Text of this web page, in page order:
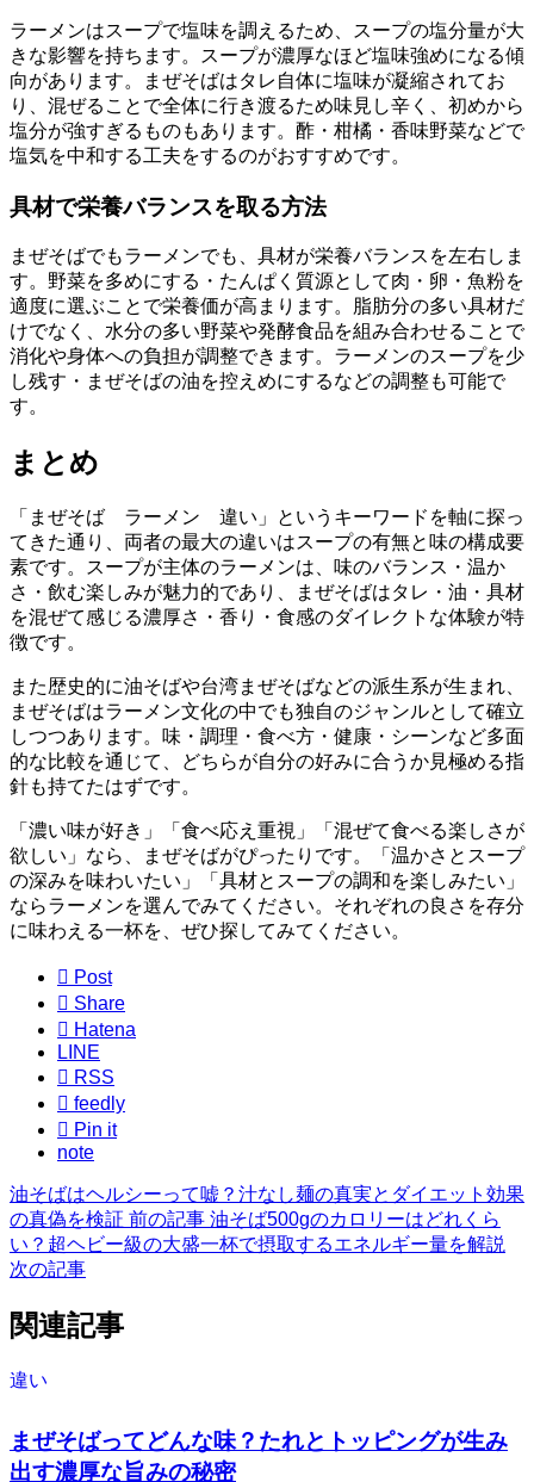
ラーメンはスープで塩味を調えるため、スープの塩分量が大
きな影響を持ちます。スープが濃厚なほど塩味強めになる傾
向があります。まぜそばはタレ自体に塩味が凝縮されてお
り、混ぜることで全体に行き渡るため味見し辛く、初めから
塩分が強すぎるものもあります。酢・柑橘・香味野菜などで
塩気を中和する工夫をするのがおすすめです。
具材で栄養バランスを取る方法
まぜそばでもラーメンでも、具材が栄養バランスを左右しま
す。野菜を多めにする・たんぱく質源として肉・卵・魚粉を
適度に選ぶことで栄養価が高まります。脂肪分の多い具材だ
けでなく、水分の多い野菜や発酵食品を組み合わせることで
消化や身体への負担が調整できます。ラーメンのスープを少
し残す・まぜそばの油を控えめにするなどの調整も可能で
す。
まとめ
「まぜそば ラーメン 違い」というキーワードを軸に探っ
てきた通り、両者の最大の違いはスープの有無と味の構成要
素です。スープが主体のラーメンは、味のバランス・温か
さ・飲む楽しみが魅力的であり、まぜそばはタレ・油・具材
を混ぜて感じる濃厚さ・香り・食感のダイレクトな体験が特
徴です。
また歴史的に油そばや台湾まぜそばなどの派生系が生まれ、
まぜそばはラーメン文化の中でも独自のジャンルとして確立
しつつあります。味・調理・食べ方・健康・シーンなど多面
的な比較を通じて、どちらが自分の好みに合うか見極める指
針も持てたはずです。
「濃い味が好き」「食べ応え重視」「混ぜて食べる楽しさが
欲しい」なら、まぜそばがぴったりです。「温かさとスープ
の深みを味わいたい」「具材とスープの調和を楽しみたい」
ならラーメンを選んでみてください。それぞれの良さを存分
に味わえる一杯を、ぜひ探してみてください。
 Post
 Share
 Hatena
LINE
 RSS
 feedly
 Pin it
note
油そばはヘルシーって嘘？汁なし麺の真実とダイエット効果
の真偽を検証 前の記事 油そば500gのカロリーはどれくら
い？超ヘビー級の大盛一杯で摂取するエネルギー量を解説
次の記事
関連記事
違い
まぜそばってどんな味？たれとトッピングが生み
出す濃厚な旨みの秘密